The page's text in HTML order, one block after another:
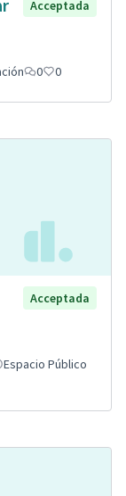
Acceptada
0 0
Acceptada
Espacio Público